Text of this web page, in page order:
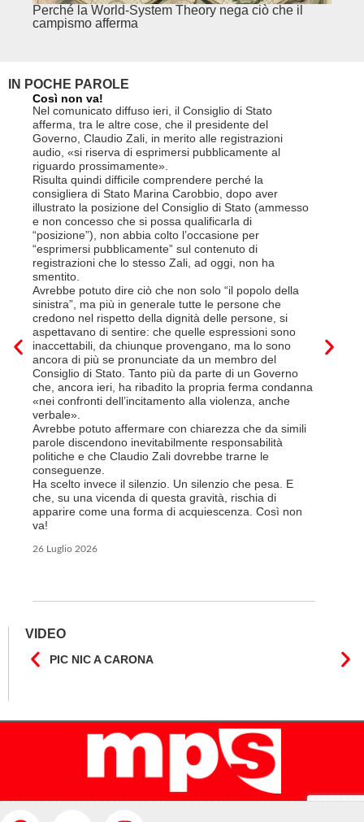
Perché la World-System Theory nega ciò che il
campismo afferma
IN POCHE PAROLE
Così non va!
Nel comunicato diffuso ieri, il Consiglio di Stato
afferma, tra le altre cose, che il presidente del
Governo, Claudio Zali, in merito alle registrazioni
audio, «si riserva di esprimersi pubblicamente al
riguardo prossimamente».
Risulta quindi difficile comprendere perché la
consigliera di Stato Marina Carobbio, dopo aver
illustrato la posizione del Consiglio di Stato (ammesso
e non concesso che si possa qualificarla di
“posizione”), non abbia colto l’occasione per
“esprimersi pubblicamente” sul contenuto di
registrazioni che lo stesso Zali, ad oggi, non ha
smentito.
Avrebbe potuto dire ciò che non solo “il popolo della
sinistra”, ma più in generale tutte le persone che
credono nel rispetto della dignità delle persone, si
aspettavano di sentire: che quelle espressioni sono
inaccettabili, da chiunque provengano, ma lo sono
ancora di più se pronunciate da un membro del
Consiglio di Stato. Tanto più da parte di un Governo
che, ancora ieri, ha ribadito la propria ferma condanna
«nei confronti dell’incitamento alla violenza, anche
verbale».
Avrebbe potuto affermare con chiarezza che da simili
parole discendono inevitabilmente responsabilità
politiche e che Claudio Zali dovrebbe trarne le
conseguenze.
Ha scelto invece il silenzio. Un silenzio che pesa. E
che, su una vicenda di questa gravità, rischia di
apparire come una forma di acquiescenza. Così non
va!
26 Luglio 2026
franchi
Questa
VIDEO
PIC NIC A CARONA
IL